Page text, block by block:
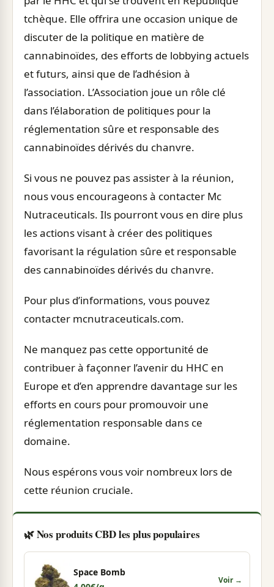
tchèque. Elle offrira une occasion unique de
discuter de la politique en matière de
cannabinoïdes, des efforts de lobbying actuels
et futurs, ainsi que de l’adhésion à
l’association. L’Association joue un rôle clé
dans l’élaboration de politiques pour la
réglementation sûre et responsable des
cannabinoïdes dérivés du chanvre.
Si vous ne pouvez pas assister à la réunion,
nous vous encourageons à contacter Mc
Nutraceuticals. Ils pourront vous en dire plus
les actions visant à créer des politiques
favorisant la régulation sûre et responsable
des cannabinoïdes dérivés du chanvre.
Pour plus d’informations, vous pouvez
contacter mcnutraceuticals.com.
Ne manquez pas cette opportunité de
contribuer à façonner l’avenir du HHC en
Europe et d’en apprendre davantage sur les
efforts en cours pour promouvoir une
réglementation responsable dans ce
domaine.
Nous espérons vous voir nombreux lors de
cette réunion cruciale.
🌿 Nos produits CBD les plus populaires
Space Bomb
Voir →